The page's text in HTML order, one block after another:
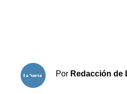
Por Redacción de